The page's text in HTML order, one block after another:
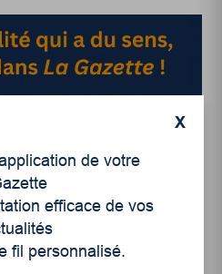
tout est une
volonté !
X
de votre
efficace de vos
fil personnalisé.